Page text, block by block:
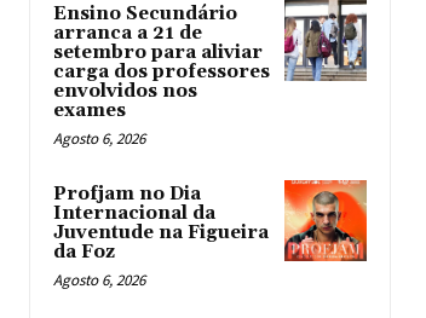
Ensino Secundário
arranca a 21 de
setembro para aliviar
carga dos professores
envolvidos nos
exames
Agosto 6, 2026
Profjam no Dia
Internacional da
Juventude na Figueira
da Foz
Agosto 6, 2026